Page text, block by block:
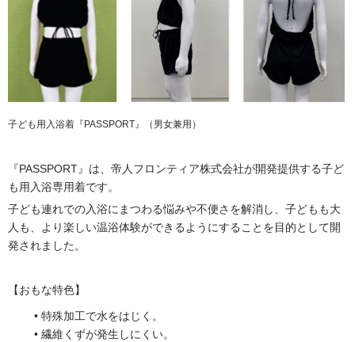
子ども用入浴着『PASSPORT』（男女兼用）
『PASSPORT』は、帝人フロンティア株式会社が開発提供する子ど
も用入浴専用着です。
子ども連れでの入浴にまつわる悩みや不便さを解消し、子どもも大
人も、より楽しい温浴体験ができるようにすることを目的として開
発されました。
【おもな特色】
特殊加工で水をはじく。
繊維くずが発生しにくい。